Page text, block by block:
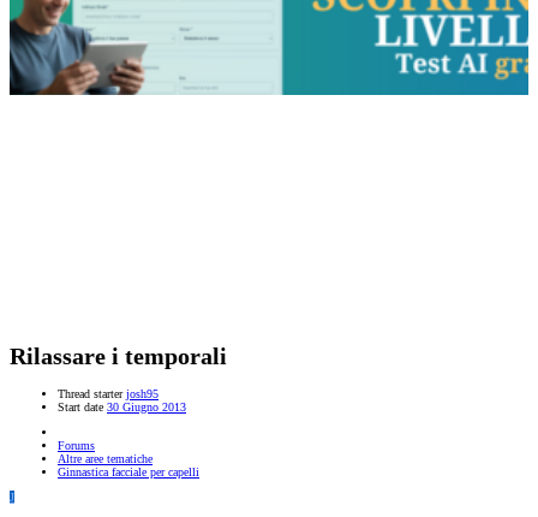
Rilassare i temporali
Thread starter josh95
Start date 30 Giugno 2013
Forums
Altre aree tematiche
Ginnastica facciale per capelli
J